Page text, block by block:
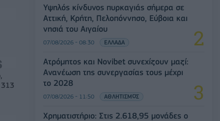
Υψηλός κίνδυνος πυρκαγιάς σήμερα σε
Αττική, Κρήτη, Πελοπόννησο, Εύβοια και
νησιά του Αιγαίου
07/08/2026 - 08:30 ΕΛΛΑΔΑ
Ατρόμητος και Novibet συνεχίζουν μαζί:
Ανανέωση της συνεργασίας τους μέχρι
το 2028
07/08/2026 - 11:50 ΑΘΛΗΤΙΣΜΟΣ
Χρηματιστήριο: Στις 2.618,95 μονάδες ο